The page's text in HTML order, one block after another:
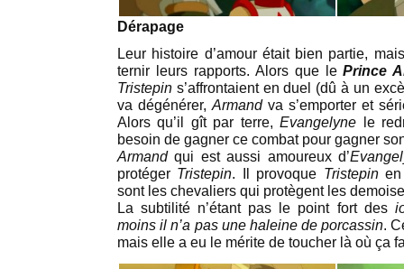
Dérapage
Leur histoire d’amour était bien partie,
ternir leurs rapports. Alors que lePrince
Tristepin s’affrontaient en duel (dû à un
va dégénérer, Armand va s’emporter et
Alors qu’il gît par terre,Evangelyne
le
besoin de gagner ce combat pour gagner
Armandqui est aussi amoureux d’
protéger Tristepin. Il provoque Tristepinen
sont les chevaliers qui protègent les
La subtilité n’étant pas le point fort des
moins il n’a pas une haleine de porcassin.
mais elle a eu le mérite de toucher là où ça